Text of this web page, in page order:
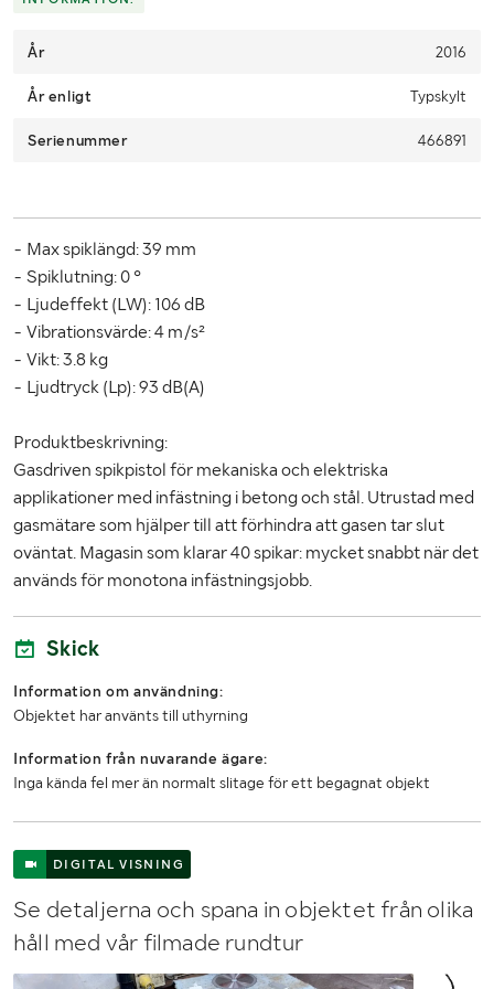
portal. A link to the booking portal will be sent via email when
within 12 days from the end of the auction.
År 2016
År enligt Typskylt
Serienummer 466891
- Max spiklängd: 39 mm
- Spiklutning: 0 °
- Ljudeffekt (LW): 106 dB
- Vibrationsvärde: 4 m/s²
- Vikt: 3.8 kg
- Ljudtryck (Lp): 93 dB(A)
Produktbeskrivning:
Gasdriven spikpistol för mekaniska och elektriska
applikationer med infästning i betong och stål. Utrustad med
gasmätare som hjälper till att förhindra att gasen tar slut
oväntat. Magasin som klarar 40 spikar: mycket snabbt när det
används för monotona infästningsjobb.
Skick
Information om användning:
Objektet har använts till uthyrning
Information från nuvarande ägare:
Inga kända fel mer än normalt slitage för ett begagnat objekt
DIGITAL VISNING
Se detaljerna och spana in objektet från olika
håll med vår filmade rundtur